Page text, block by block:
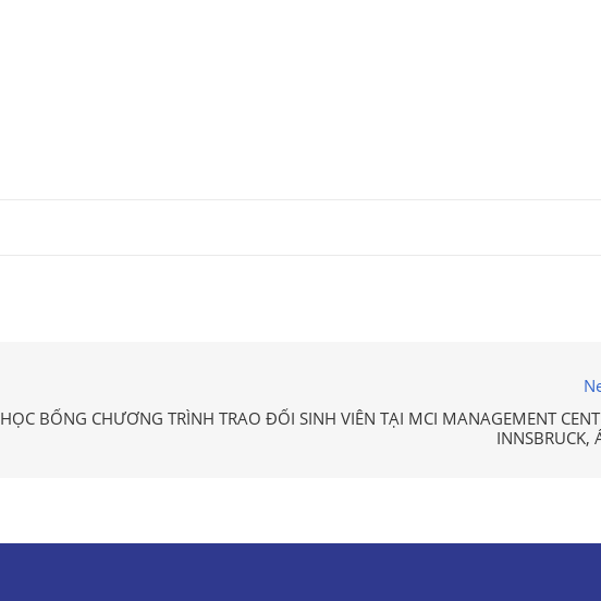
HỌC BỔNG CHƯƠNG TRÌNH TRAO ĐỔI SINH VIÊN TẠI MCI MANAGEMENT
INNSBRUCK,